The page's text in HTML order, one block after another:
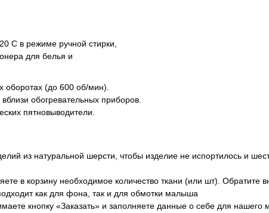
С в режиме ручной стирки,
для белья и
(до 600 об/мин).
обогревательных приборов.
пятновыводители.
из натуральной шерсти, чтобы изделие не испортилось и
в корзину необходимое количество ткани (или шт).
как для фона, так и для обмотки малыша
кнопку «Заказать» и заполняете данные о себе для нашего